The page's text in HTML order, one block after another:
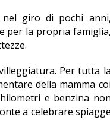
nel giro di pochi anni,
per la propria famiglia,
Per tutta la
della mamma coi
e benzina non
a celebrare spiagge